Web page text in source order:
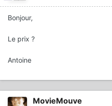
Bonjour,
Le prix ?
Antoine
MovieMouve